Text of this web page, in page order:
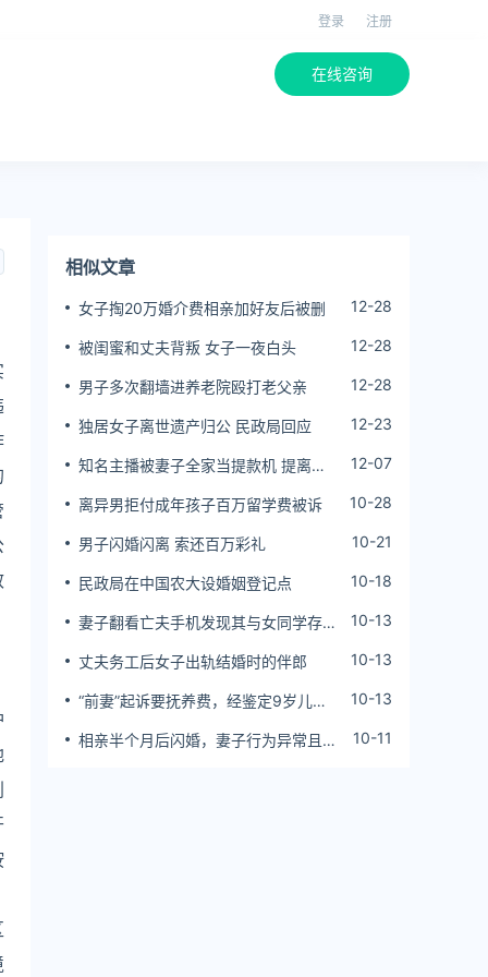
登录 注册
在线咨询
相似文章
女子掏20万婚介费相亲加好友后被删 12-28
被闺蜜和丈夫背叛 女子一夜白头 12-28
男子多次翻墙进养老院殴打老父亲 12-28
独居女子离世遗产归公 民政局回应 12-23
知名主播被妻子全家当提款机 提离婚
12-07
离异男拒付成年孩子百万留学费被诉 10-28
男子闪婚闪离 索还百万彩礼 10-21
民政局在中国农大设婚姻登记点 10-18
妻子翻看亡夫手机发现其与女同学存婚
10-13
丈夫务工后女子出轨结婚时的伴郎 10-13
“前妻”起诉要抚养费，经鉴定9岁儿子
10-13
相亲半个月后闪婚，妻子行为异常且持
10-11